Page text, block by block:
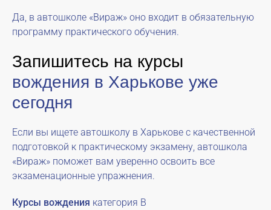
Да, в автошколе «Вираж» оно входит в обязательную
программу практического обучения.
Запишитесь на курсы
вождения в Харькове уже
сегодня
Если вы ищете автошколу в Харькове с качественной
подготовкой к практическому экзамену, автошкола
«Вираж» поможет вам уверенно освоить все
экзаменационные упражнения.
Курсы вождения категория B